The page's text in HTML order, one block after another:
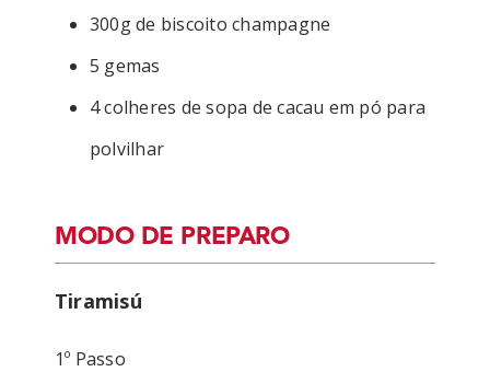
300g de biscoito champagne
5 gemas
4 colheres de sopa de cacau em pó para
polvilhar
MODO DE PREPARO
Tiramisú
1º Passo